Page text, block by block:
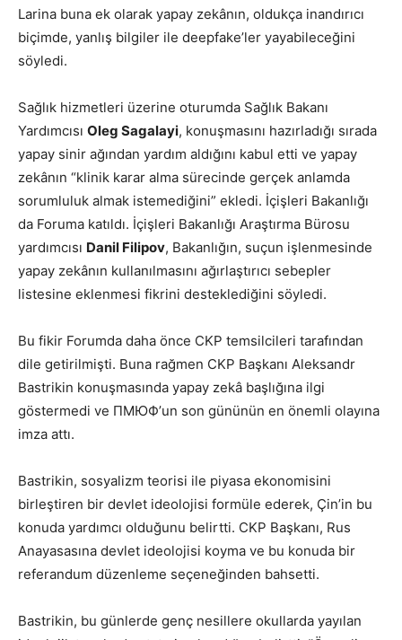
Larina buna ek olarak yapay zekânın, oldukça inandırıcı
biçimde, yanlış bilgiler ile deepfake’ler yayabileceğini
söyledi.
Sağlık hizmetleri üzerine oturumda Sağlık Bakanı
Yardımcısı Oleg Sagalayi, konuşmasını hazırladığı sırada
yapay sinir ağından yardım aldığını kabul etti ve yapay
zekânın “klinik karar alma sürecinde gerçek anlamda
sorumluluk almak istemediğini” ekledi. İçişleri Bakanlığı
da Foruma katıldı. İçişleri Bakanlığı Araştırma Bürosu
yardımcısı Danil Filipov, Bakanlığın, suçun işlenmesinde
yapay zekânın kullanılmasını ağırlaştırıcı sebepler
listesine eklenmesi fikrini desteklediğini söyledi.
Bu fikir Forumda daha önce CKP temsilcileri tarafından
dile getirilmişti. Buna rağmen CKP Başkanı Aleksandr
Bastrikin konuşmasında yapay zekâ başlığına ilgi
göstermedi ve ПМЮФ’un son gününün en önemli olayına
imza attı.
Bastrikin, sosyalizm teorisi ile piyasa ekonomisini
birleştiren bir devlet ideolojisi formüle ederek, Çin’in bu
konuda yardımcı olduğunu belirtti. CKP Başkanı, Rus
Anayasasına devlet ideolojisi koyma ve bu konuda bir
referandum düzenleme seçeneğinden bahsetti.
Bastrikin, bu günlerde genç nesillere okullarda yayılan